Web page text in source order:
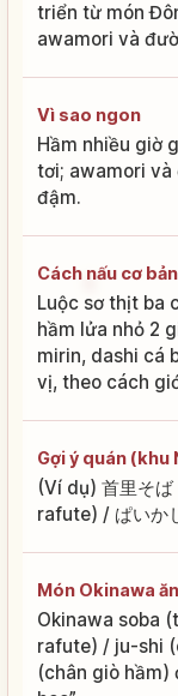
triển từ món
awamori và
Vì sao ngon
Hầm nhiều giờ
tơi; awamori và
đậm.
Cách nấu cơ bản
Luộc sơ thịt ba
hầm lửa nhỏ 2
mirin, dashi cá
vị, theo cách
Gợi ý quán (khu
(Ví dụ) 首里そ
rafute) / ぱいか
Món Okinawa
Okinawa soba
rafute) / ju-shi
(chân giò